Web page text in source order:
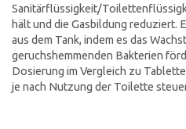
Sanitärflüssigkeit/
hält und die Gasbildung reduziert.
aus dem Tank, indem es das
geruchshemmenden Bakterien
Dosierung im Vergleich zu
je nach Nutzung der Toilette